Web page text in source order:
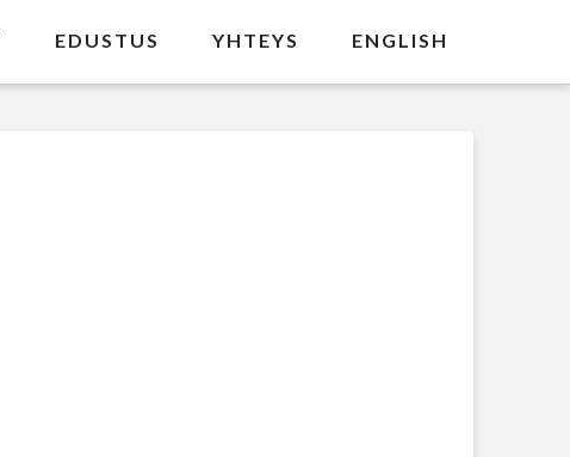
EDUSTUS YHTEYS ENGLISH